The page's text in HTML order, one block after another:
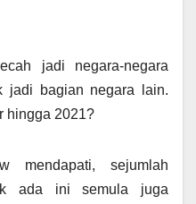
jadi negara-negara
jadi bagian negara lain.
hingga 2021?
mendapati, sejumlah
ada ini semula juga